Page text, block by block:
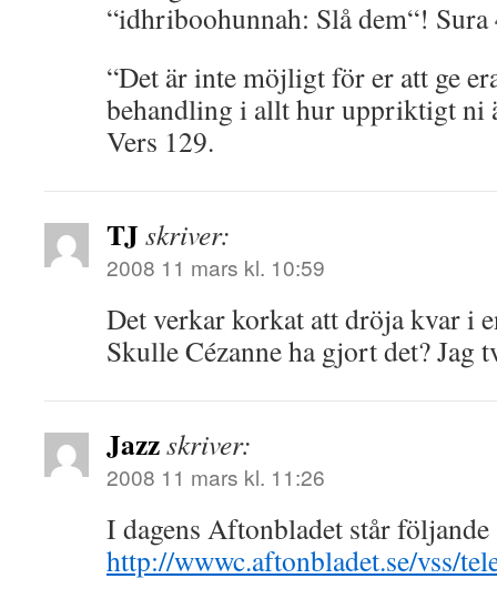
“idhriboohunnah: Slå dem“! Sura
“Det är inte möjligt för er att ge
behandling i allt hur uppriktigt ni
Vers 129.
TJskriver:
2008 11 mars kl. 10:59
Det verkar korkat att dröja kvar i
Skulle Cézanne ha gjort det? Jag
Jazzskriver:
2008 11 mars kl. 11:26
I dagens Aftonbladet står följande
http://wwwc.aftonbladet.se/vss/